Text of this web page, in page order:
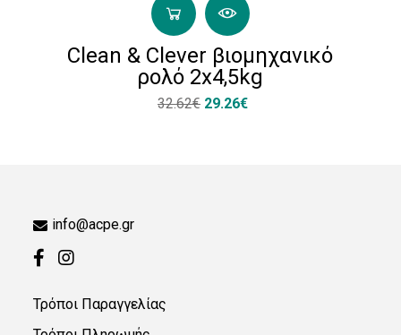
Clean & Clever βιομηχανικό
ρολό 2x4,5kg
32.62€ 29.26€
info@acpe.gr
Τρόποι Παραγγελίας